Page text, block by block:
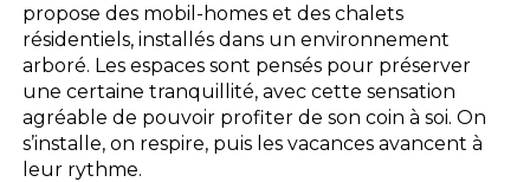
propose des mobil-homes et des chalets
résidentiels, installés dans un environnement
arboré. Les espaces sont pensés pour préserver
une certaine tranquillité, avec cette sensation
agréable de pouvoir profiter de son coin à soi. On
s’installe, on respire, puis les vacances avancent à
leur rythme.